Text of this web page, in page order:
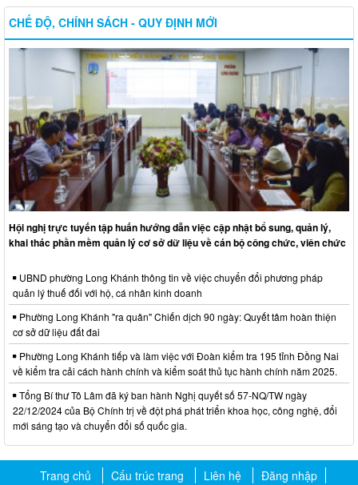
CHẾ ĐỘ, CHÍNH SÁCH - QUY ĐỊNH MỚI
Hội nghị trực tuyến tập huấn hướng dẫn việc cập nhật bổ sung, quản lý,
khai thác phần mềm quản lý cơ sở dữ liệu về cán bộ công chức, viên chức
UBND phường Long Khánh thông tin về việc chuyển đổi phương pháp
quản lý thuế đối với hộ, cá nhân kinh doanh
Phường Long Khánh "ra quân" Chiến dịch 90 ngày: Quyết tâm hoàn thiện
cơ sở dữ liệu đất đai
Phường Long Khánh tiếp và làm việc với Đoàn kiểm tra 195 tỉnh Đồng Nai
về kiểm tra cải cách hành chính và kiểm soát thủ tục hành chính năm 2025.
Tổng Bí thư Tô Lâm đã ký ban hành Nghị quyết số 57-NQ/TW ngày
22/12/2024 của Bộ Chính trị về đột phá phát triển khoa học, công nghệ, đổi
mới sáng tạo và chuyển đổi số quốc gia.
Trang chủ Cấu trúc trang Liên hệ Đăng nhập